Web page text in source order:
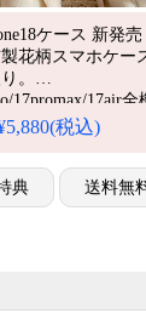
ケース 新発
花柄スマホケー
。
17promax/17air全
用する人気ブラ
イルが流行り、
16promax
優れもの！（花
税込)
典 送料無